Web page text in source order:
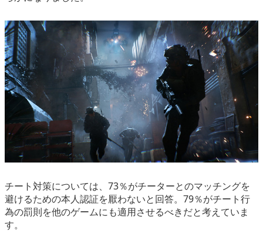
チート対策については、73％がチーターとのマッチングを
避けるための本人認証を厭わないと回答。79％がチート行
為の罰則を他のゲームにも適用させるべきだと考えていま
す。